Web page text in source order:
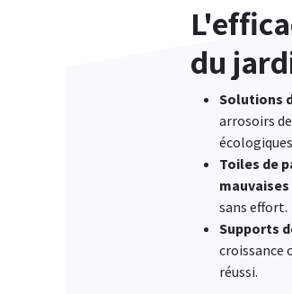
du
Solutions
arrosoirs
Toiles de
sans effort.
Supports
croissance
réussi.